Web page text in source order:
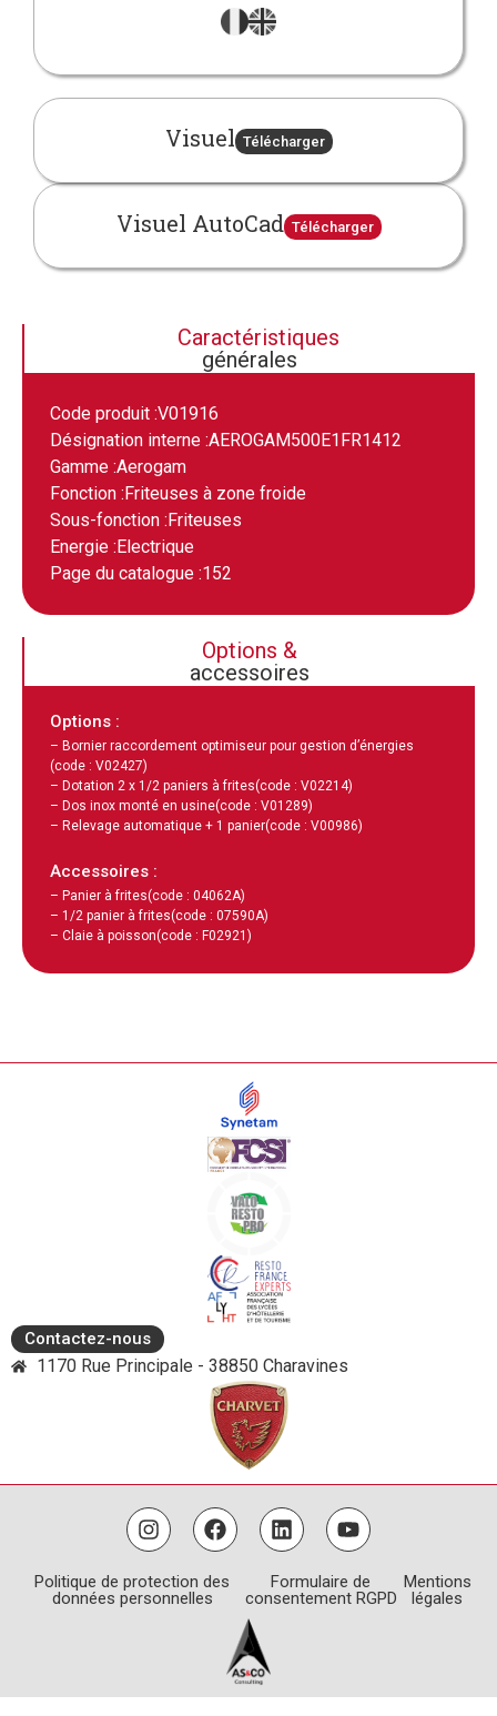
Visuel Télécharger
Visuel AutoCad Télécharger
Caractéristiques
générales
Code produit :V01916
Désignation interne :AEROGAM500E1FR1412
Gamme :Aerogam
Fonction :Friteuses à zone froide
Sous-fonction :Friteuses
Energie :Electrique
Page du catalogue :152
Options &
accessoires
Options :
– Bornier raccordement optimiseur pour gestion d’énergies
(code : V02427)
– Dotation 2 x 1/2 paniers à frites(code : V02214)
– Dos inox monté en usine(code : V01289)
– Relevage automatique + 1 panier(code : V00986)
Accessoires :
– Panier à frites(code : 04062A)
– 1/2 panier à frites(code : 07590A)
– Claie à poisson(code : F02921)
Contactez-nous
1170 Rue Principale - 38850 Charavines
Politique de protection des
données personnelles
Formulaire de
consentement RGPD
Mentions
légales